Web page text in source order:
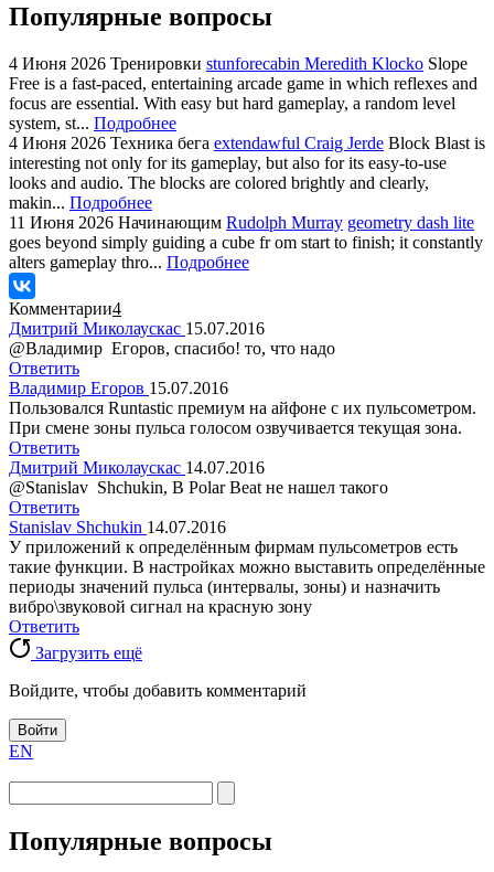
Популярные вопросы
4 Июня 2026 Тренировки stunforecabin Meredith Klocko Slope
Free is a fast-paced, entertaining arcade game in which reflexes and
focus are essential. With easy but hard gameplay, a random level
system, st... Подробнее
4 Июня 2026 Техника бега extendawful Craig Jerde Block Blast is
interesting not only for its gameplay, but also for its easy-to-use
looks and audio. The blocks are colored brightly and clearly,
makin... Подробнее
11 Июня 2026 Начинающим Rudolph Murray geometry dash lite
goes beyond simply guiding a cube fr om start to finish; it constantly
alters gameplay thro... Подробнее
Комментарии4
Дмитрий Миколаускас 15.07.2016
@Владимир Егоров, спасибо! то, что надо
Ответить
Владимир Егоров 15.07.2016
Пользовался Runtastic премиум на айфоне с их пульсометром.
При смене зоны пульса голосом озвучивается текущая зона.
Ответить
Дмитрий Миколаускас 14.07.2016
@Stanislav Shchukin, В Polar Beat не нашел такого
Ответить
Stanislav Shchukin 14.07.2016
У приложений к определённым фирмам пульсометров есть
такие функции. В настройках можно выставить определённые
периоды значений пульса (интервалы, зоны) и назначить
вибро\звуковой сигнал на красную зону
Ответить
Загрузить ещё
Войдите, чтобы добавить комментарий
Войти
EN
Популярные вопросы